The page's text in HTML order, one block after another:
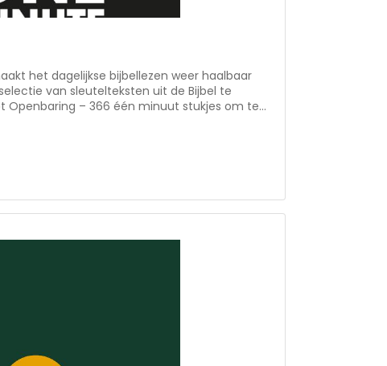
het dagelijkse bijbellezen weer haalbaar
van sleutelteksten uit de Bijbel te
Openbaring – 366 één minuut stukjes om te
extra verdieping bij de thema’s die in het
In totaal worden achttienhonderd
Statenvertaling genoemd. Daarnaast
uitdagen in de dagelijkse wandel met God.